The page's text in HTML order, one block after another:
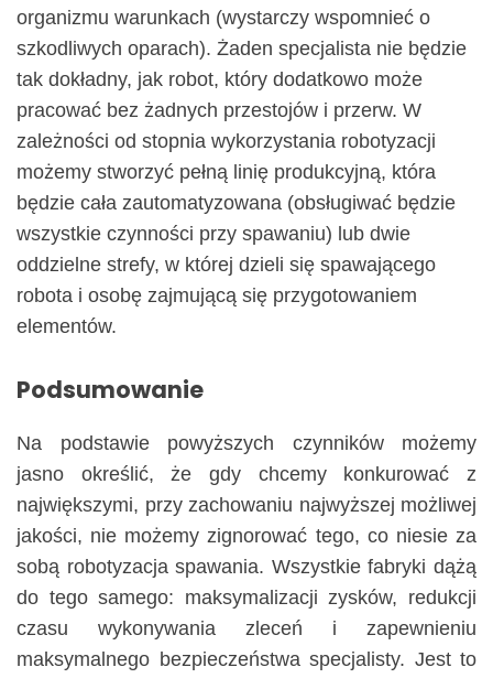
organizmu warunkach (wystarczy wspomnieć o
szkodliwych oparach). Żaden specjalista nie będzie
tak dokładny, jak robot, który dodatkowo może
pracować bez żadnych przestojów i przerw. W
zależności od stopnia wykorzystania robotyzacji
możemy stworzyć pełną linię produkcyjną, która
będzie cała zautomatyzowana (obsługiwać będzie
wszystkie czynności przy spawaniu) lub dwie
oddzielne strefy, w której dzieli się spawającego
robota i osobę zajmującą się przygotowaniem
elementów.
Podsumowanie
Na podstawie powyższych czynników możemy
jasno określić, że gdy chcemy konkurować z
największymi, przy zachowaniu najwyższej możliwej
jakości, nie możemy zignorować tego, co niesie za
sobą robotyzacja spawania. Wszystkie fabryki dążą
do tego samego: maksymalizacji zysków, redukcji
czasu wykonywania zleceń i zapewnieniu
maksymalnego bezpieczeństwa specjalisty. Jest to